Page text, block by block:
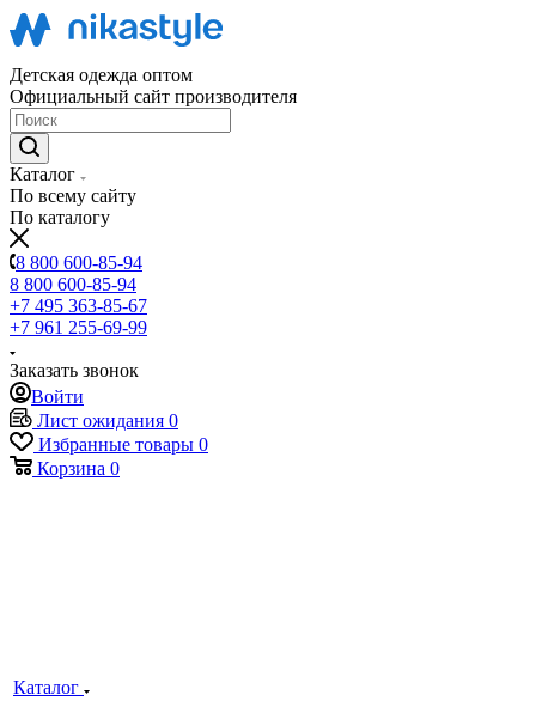
Детская одежда оптом
Официальный сайт производителя
Каталог
По всему сайту
По каталогу
8 800 600-85-94
8 800 600-85-94
+7 495 363-85-67
+7 961 255-69-99
Заказать звонок
Войти
Лист ожидания 0
Избранные товары 0
Корзина 0
Каталог